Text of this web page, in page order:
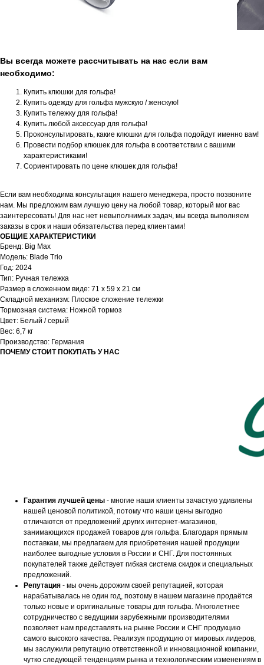
Вы всегда можете рассчитывать на нас если вам
необходимо:
Купить клюшки для гольфа!
Купить одежду для гольфа мужскую / женскую!
Купить тележку для гольфа!
Купить любой аксессуар для гольфа!
Проконсультировать, какие клюшки для гольфа подойдут именно вам!
Провести подбор клюшек для гольфа в соответствии с вашими
характеристиками!
Сориентировать по цене клюшек для гольфа!
Если вам необходима консультация нашего менеджера, просто позвоните
нам. Мы предложим вам лучшую цену на любой товар, который мог вас
заинтересовать! Для нас нет невыполнимых задач, мы всегда выполняем
заказы в срок и наши обязательства перед клиентами!
ОБЩИЕ ХАРАКТЕРИСТИКИ
Бренд: Big Max
Модель: Blade Trio
Год: 2024
Тип: Ручная тележка
Размер в сложенном виде: 71 x 59 x 21 см
Складной механизм: Плоское сложение тележки
Тормозная система: Ножной тормоз
Цвет: Белый / серый
Вес: 6,7 кг
Производство: Германия
ПОЧЕМУ СТОИТ ПОКУПАТЬ У НАС
Гарантия лучшей цены - многие наши клиенты зачастую удивлены
нашей ценовой политикой, потому что наши цены выгодно
отличаются от предложений других интернет-магазинов,
занимающихся продажей товаров для гольфа. Благодаря прямым
поставкам, мы предлагаем для приобретения нашей продукции
наиболее выгодные условия в России и СНГ. Для постоянных
покупателей также действует гибкая система скидок и специальных
предложений.
Репутация - мы очень дорожим своей репутацией, которая
нарабатывалась не один год, поэтому в нашем магазине продаётся
только новые и оригинальные товары для гольфа. Многолетнее
сотрудничество с ведущими зарубежными производителями
позволяет нам представлять на рынке России и СНГ продукцию
самого высокого качества. Реализуя продукцию от мировых лидеров,
мы заслужили репутацию ответственной и инновационной компании,
чутко следующей тенденциям рынка и технологическим изменениям в